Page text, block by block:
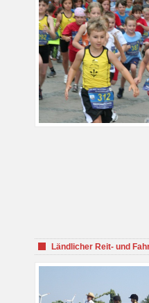
Ländlicher Reit- und